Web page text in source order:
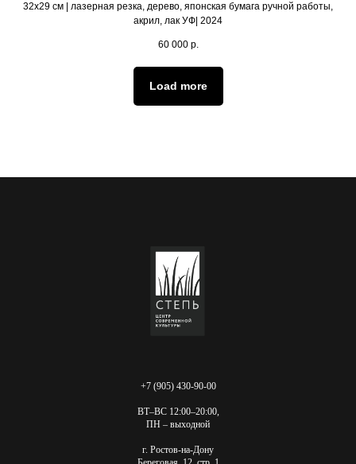
32х29 см | лазерная резка, дерево, японская бумага ручной работы,
акрил, лак УФ| 2024
60 000 р.
Load more
+7 (905) 430-90-00
ВТ–ВС 12:00–20:00,
ПН – выходной
г. Ростов-на-Дону